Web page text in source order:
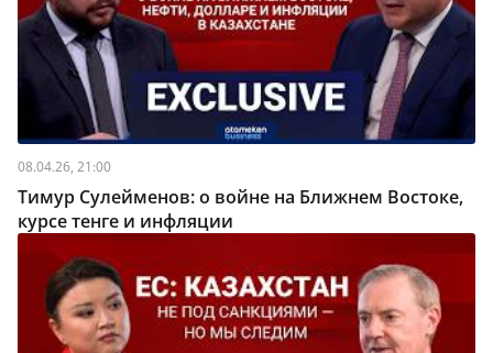
08.04.26, 21:00
Тимур Сулейменов: о войне на Ближнем Востоке,
курсе тенге и инфляции